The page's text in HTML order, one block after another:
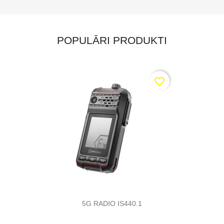
POPULĀRI PRODUKTI
5G RADIO IS440.1
favorite_border